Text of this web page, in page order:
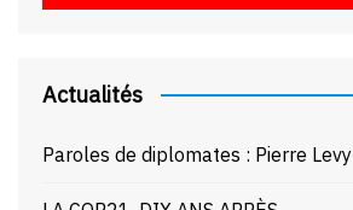
Actualités
Paroles de diplomates : Pierre Levy